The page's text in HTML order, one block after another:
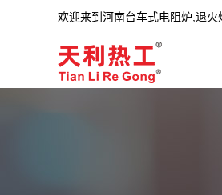
欢迎来到河南台车式电阻炉,退火